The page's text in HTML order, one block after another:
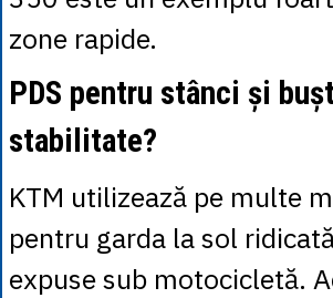
zone rapide.
PDS pentru stânci și
stabilitate?
KTM utilizează pe multe
pentru garda la sol
expuse sub motocicletă.